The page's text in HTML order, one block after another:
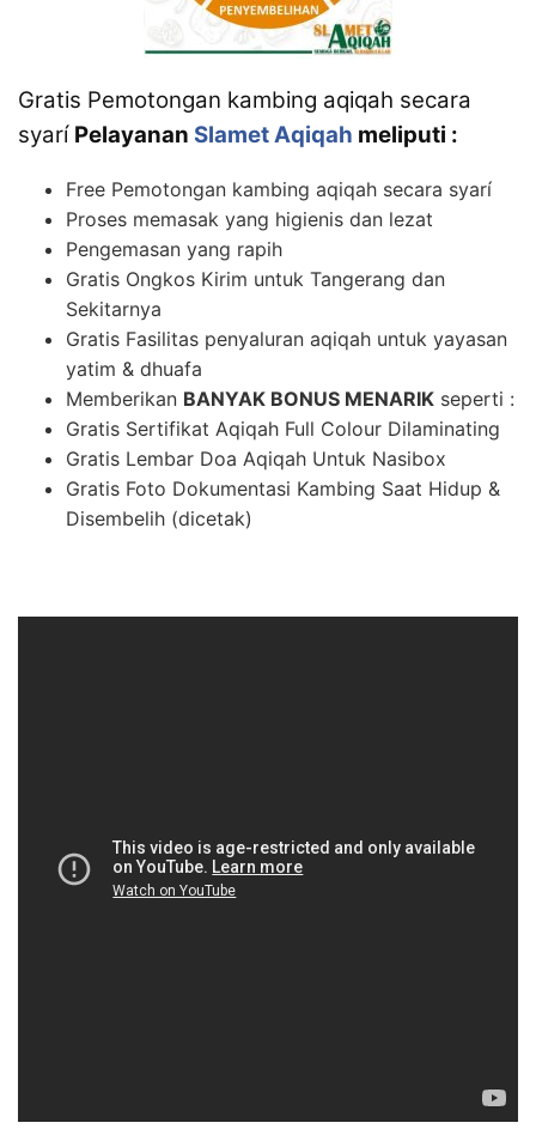
Gratis Pemotongan kambing aqiqah secara
syarí Pelayanan Slamet Aqiqah meliputi :
Free Pemotongan kambing aqiqah secara syarí
Proses memasak yang higienis dan lezat
Pengemasan yang rapih
Gratis Ongkos Kirim untuk Tangerang dan
Sekitarnya
Gratis Fasilitas penyaluran aqiqah untuk yayasan
yatim & dhuafa
Memberikan BANYAK BONUS MENARIK seperti :
Gratis Sertifikat Aqiqah Full Colour Dilaminating
Gratis Lembar Doa Aqiqah Untuk Nasibox
Gratis Foto Dokumentasi Kambing Saat Hidup &
Disembelih (dicetak)